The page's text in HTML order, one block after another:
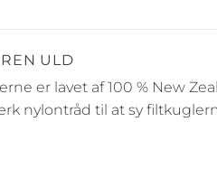
ULD
er lavet af 100 % New
nylontråd til at sy